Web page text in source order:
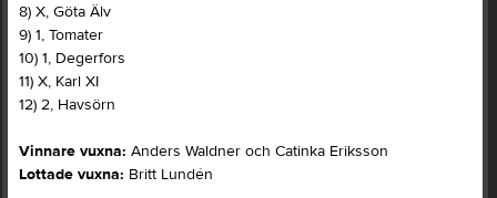
8) X, Göta Älv
9) 1, Tomater
10) 1, Degerfors
11) X, Karl XI
12) 2, Havsörn
Vinnare vuxna: Anders Waldner och Catinka Eriksson
Lottade vuxna: Britt Lundén